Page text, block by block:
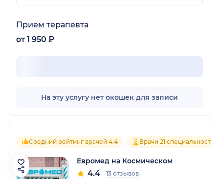
Прием терапевта
от 1 950 ₽
На эту услугу нет окошек для записи
Средний рейтинг врачей 4.4 Врачи 21 специальностей
Евромед на Космическом
4.4 13 отзывов